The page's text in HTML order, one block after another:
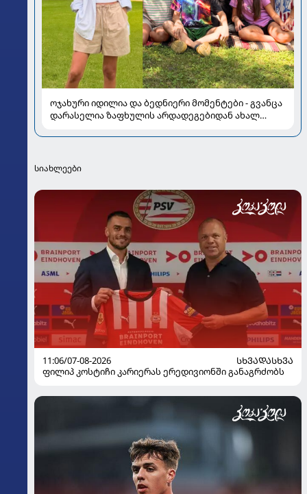
ოჯახური იდილია და ბედნიერი მომენტები - გვანცა
დარასელია ზაფხულის არდადეგებიდან ახალ
სიახლეები
11:06/07-08-2026
ᲡᲮᲕᲐᲓᲐᲡᲮᲕᲐ
ფილიპ კოსტიჩი კარიერას ერედივიონში განაგრძობს